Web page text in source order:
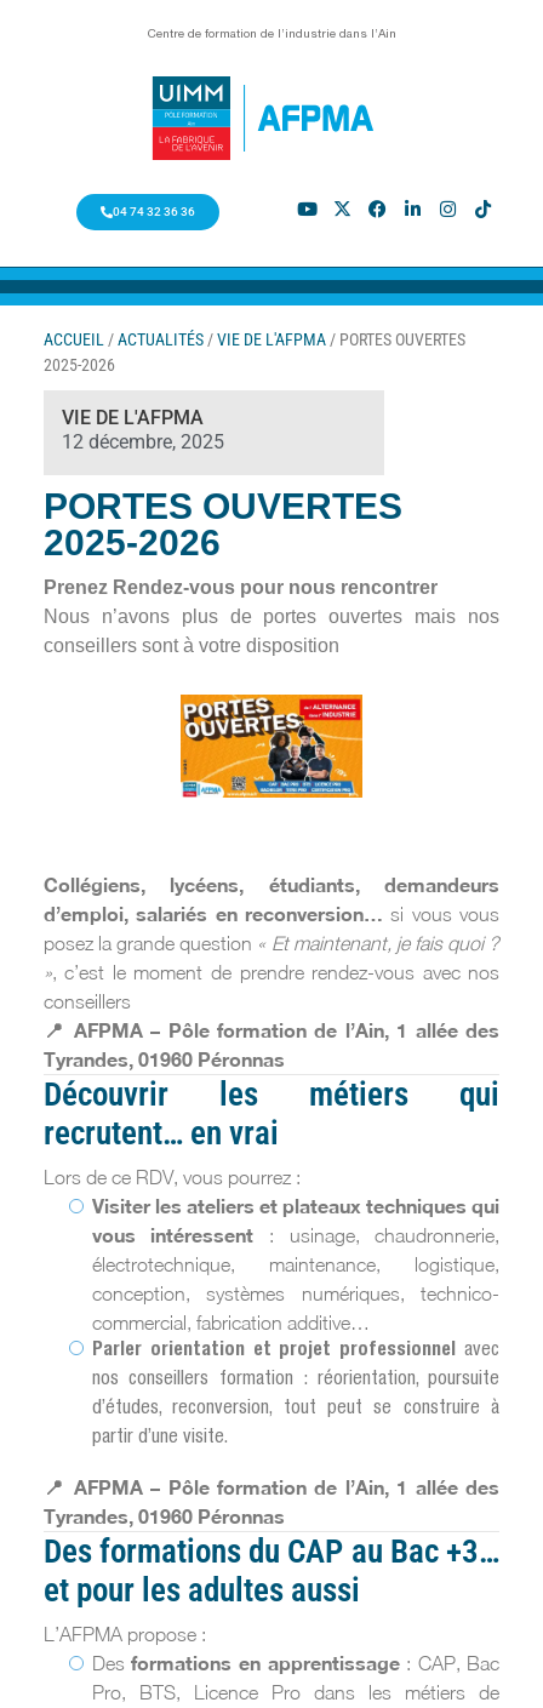
Centre de formation de l’industrie dans l’Ain
04 74 32 36 36
ACCUEIL /ACTUALITÉS/VIE DE L'AFPMA/ PORTES OUVERTES
2025-2026
VIE DE L'AFPMA
12 décembre, 2025
PORTES OUVERTES
2025-2026
Prenez Rendez-vous pour nous rencontrer
Nous n’avons plus de portes ouvertes mais nos
conseillers sont à votre disposition
Collégiens, lycéens, étudiants, demandeurs
d’emploi, salariés en reconversion… si vous vous
posez la grande question « Et maintenant, je fais quoi ?
», c’est le moment de prendre rendez-vous avec nos
conseillers
📍 AFPMA – Pôle formation de l’Ain, 1 allée des
Tyrandes, 01960 Péronnas
Découvrir les métiers qui
recrutent… en vrai
Lors de ce RDV, vous pourrez :
Visiter les ateliers et plateaux techniques qui
vous intéressent : usinage, chaudronnerie,
électrotechnique, maintenance, logistique,
conception, systèmes numériques, technico-
commercial, fabrication additive…
Parler orientation et projet professionnel avec
nos conseillers formation : réorientation, poursuite
d’études, reconversion, tout peut se construire à
partir d’une visite.
📍 AFPMA – Pôle formation de l’Ain, 1 allée des
Tyrandes, 01960 Péronnas
Des formations du CAP au Bac +3…
et pour les adultes aussi
L’AFPMA propose :
Desformations en apprentissage: CAP, Bac
Pro, BTS, Licence Pro dans les métiers de